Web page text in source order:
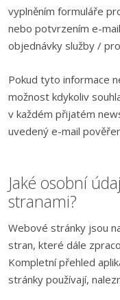
vyplněním formuláře
nebo potvrzením e-
objednávky služby /
Pokud tyto informace
možnost kdykoliv
v každém přijatém
uvedený e-mail
Jaké osobní
stranami?
Webové stránky jsou
stran, které dále
Kompletní přehled
stránky používají,